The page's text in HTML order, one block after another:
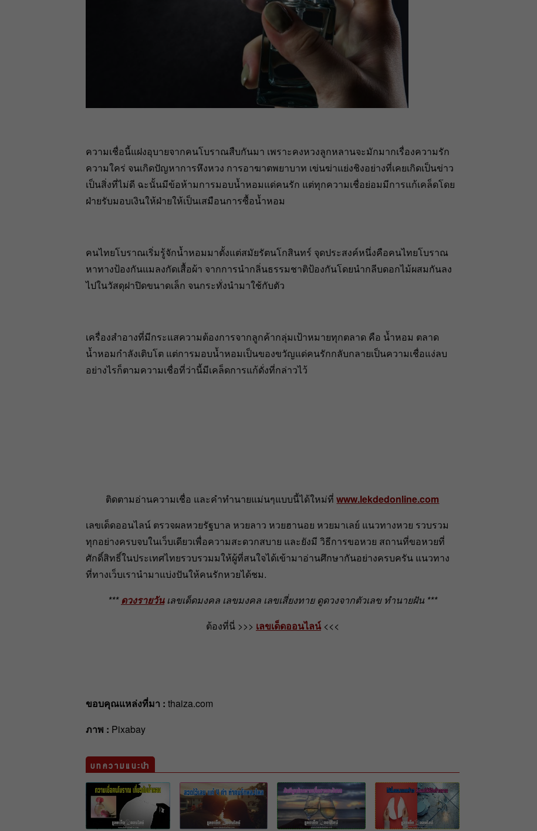
ความเชื่อนี้แฝงอุบายจากคนโบราณสืบกันมา เพราะคงหวงลูกหลานจะมักมากเรื่องความรัก
ความใคร่ จนเกิดปัญหาการหึงหวง การอาฆาตพยาบาท เข่นฆ่าแย่งชิงอย่างที่เคยเกิดเป็นข่าว
เป็นสิ่งที่ไม่ดี ฉะนั้นมีข้อห้ามการมอบน้ำหอมแด่คนรัก แต่ทุกความเชื่อย่อมมีการแก้เคล็ดโดย
ฝ่ายรับมอบเงินให้ฝ่ายให้เป็นเสมือนการซื้อน้ำหอม
คนไทยโบราณเริ่มรู้จักน้ำหอมมาตั้งแต่สมัยรัตนโกสินทร์ จุดประสงค์หนึ่งคือคนไทยโบราณ
หาทางป้องกันแมลงกัดเสื้อผ้า จากการนำกลิ่นธรรมชาติป้องกันโดยนำกลีบดอกไม้ผสมกันลง
ไปในวัสดุฝาปิดขนาดเล็ก จนกระทั่งนำมาใช้กับตัว
เครื่องสำอางที่มีกระแสความต้องการจากลูกค้ากลุ่มเป้าหมายทุกตลาด คือ น้ำหอม ตลาด
น้ำหอมกำลังเติบโต แต่การมอบน้ำหอมเป็นของขวัญแด่คนรักกลับกลายเป็นความเชื่อแง่ลบ
อย่างไรก็ตามความเชื่อที่ว่านี้มีเคล็ดการแก้ดั่งที่กล่าวไว้
ติดตามอ่านความเชื่อ และคำทำนายแม่นๆแบบนี้ได้ใหม่ที่www.lekdedonline.com
เลขเด็ดออนไลน์ ตรวจผลหวยรัฐบาล หวยลาว หวยฮานอย หวยมาเลย์ แนวทางหวย รวบรวม
ทุกอย่างครบจบในเว็บเดียวเพื่อความสะดวกสบาย และยังมี วิธีการขอหวย สถานที่ขอหวยที่
ศักดิ์สิทธิ์ในประเทศไทยรวบรวมมให้ผู้ที่สนใจได้เข้ามาอ่านศึกษากันอย่างครบครัน แนวทาง
ที่ทางเว็บเรานำมาแบ่งปันให้คนรักหวยได้ชม.
***ดวงรายวันเลขเด็ดมงคล เลขมงคล เลขเสี่ยงทาย ดูดวงจากตัวเลข ทำนายฝัน ***
ต้องที่นี่ >>> เลขเด็ดออนไลน์<<<
ขอบคุณแหล่งที่มา : thaiza.com
ภาพ : Pixabay
บทความแนะนำ